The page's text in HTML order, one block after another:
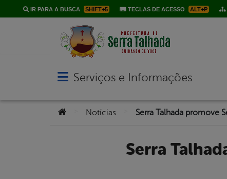
IR PARA A BUSCA SHIFT+5 TECLAS DE ACESSO ALT+P
Abrir menu principal de navegação
Serviços e Informações
Você está aqui:
Notícias
Serra Talhada promove Seminário de Educação Inclusiva